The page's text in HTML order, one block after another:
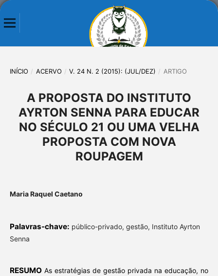
INÍCIO / ACERVO / V. 24 N. 2 (2015): (JUL/DEZ) / ARTIGO
A PROPOSTA DO INSTITUTO
AYRTON SENNA PARA EDUCAR
NO SÉCULO 21 OU UMA VELHA
PROPOSTA COM NOVA
ROUPAGEM
Maria Raquel Caetano
Palavras-chave: público-privado, gestão, Instituto Ayrton
Senna
RESUMOAs estratégias de gestão privada na educação, no